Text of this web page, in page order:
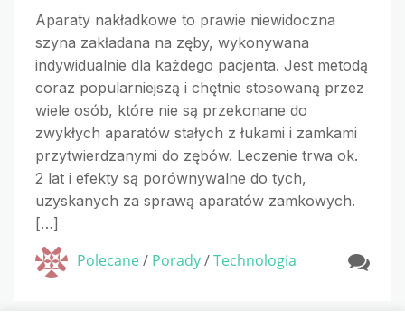
Aparaty nakładkowe to prawie niewidoczna
szyna zakładana na zęby, wykonywana
indywidualnie dla każdego pacjenta. Jest metodą
coraz popularniejszą i chętnie stosowaną przez
wiele osób, które nie są przekonane do
zwykłych aparatów stałych z łukami i zamkami
przytwierdzanymi do zębów. Leczenie trwa ok.
2 lat i efekty są porównywalne do tych,
uzyskanych za sprawą aparatów zamkowych.
[…]
Polecane/ Porady/Technologia